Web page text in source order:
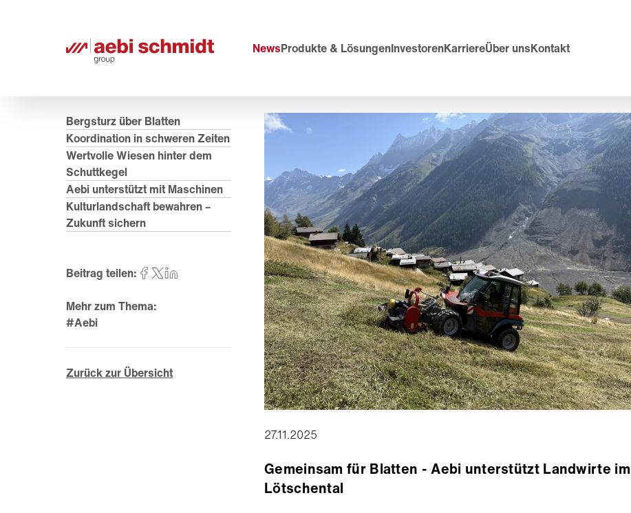
NewsProdukte & LösungenInvestorenKarriereÜber unsKontakt
Bergsturz über Blatten
Koordination in schweren Zeiten
Wertvolle Wiesen hinter dem
Schuttkegel
Aebi unterstützt mit Maschinen
Kulturlandschaft bewahren –
Zukunft sichern
Beitrag teilen:
Mehr zum Thema:
#Aebi
Zurück zur Übersicht
27.11.2025
Gemeinsam für Blatten - Aebi unterstützt Landwirte im
Lötschental